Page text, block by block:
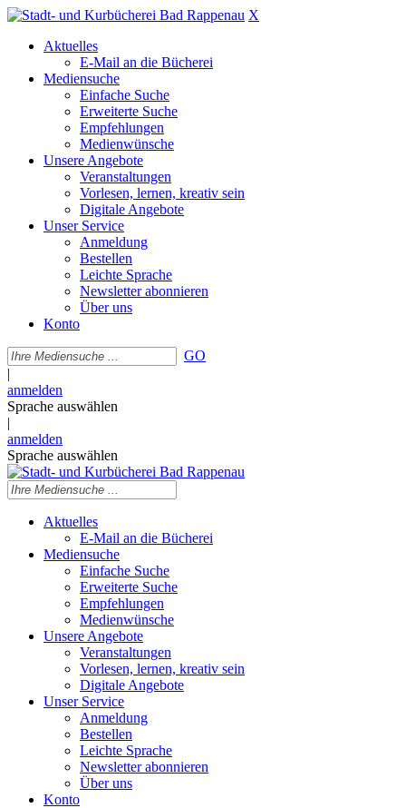
X
Aktuelles
E-Mail an die Bücherei
Mediensuche
Einfache Suche
Erweiterte Suche
Empfehlungen
Medienwünsche
Unsere Angebote
Veranstaltungen
Vorlesen, lernen, kreativ sein
Digitale Angebote
Unser Service
Anmeldung
Bestellen
Leichte Sprache
Newsletter abonnieren
Über uns
Konto
GO
|
anmelden
Sprache auswählen
|
anmelden
Sprache auswählen
Aktuelles
E-Mail an die Bücherei
Mediensuche
Einfache Suche
Erweiterte Suche
Empfehlungen
Medienwünsche
Unsere Angebote
Veranstaltungen
Vorlesen, lernen, kreativ sein
Digitale Angebote
Unser Service
Anmeldung
Bestellen
Leichte Sprache
Newsletter abonnieren
Über uns
Konto